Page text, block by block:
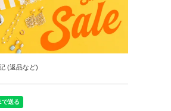
(返品など)